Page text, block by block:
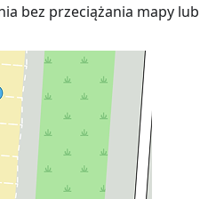
bez przeciążania mapy lub